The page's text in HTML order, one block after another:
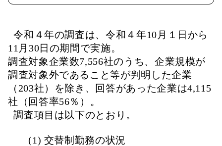
令和４年の調査は、令和４年10月１日から
11月30日の期間で実施。
調査対象企業数7,556社のうち、企業規模が
調査対象外であること等が判明した企業
（203社）を除き、回答があった企業は4,115
社（回答率56％）。
調査項目は以下のとおり。
(1) 交替制勤務の状況